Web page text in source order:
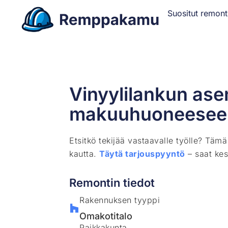
Suositut
Vinyylilankun
Etsitkö tekijää vastaavalle työlle?
kautta.Täytä tarjouspyyntö – saat
Remontin tiedot
Rakennuksen tyyppi
Omakotitalo